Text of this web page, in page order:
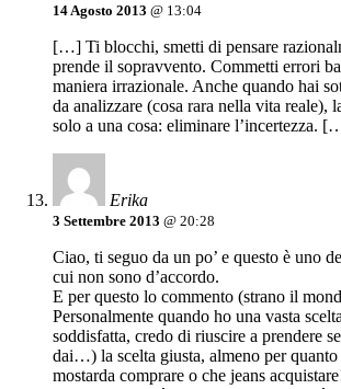
14 Agosto 2013 @ 13:04
[…] Ti blocchi, smetti di pensare
prende il sopravvento. Commetti errori
maniera irrazionale. Anche quando hai
da analizzare (cosa rara nella vita reale),
solo a una cosa: eliminare l’incertezza.
Erika
3 Settembre 2013 @ 20:28
Ciao, ti seguo da un po’ e questo è uno
cui non sono d’accordo.
E per questo lo commento (strano il
Personalmente quando ho una vasta
soddisfatta, credo di riuscire a prendere
dai…) la scelta giusta, almeno per
mostarda comprare o che jeans